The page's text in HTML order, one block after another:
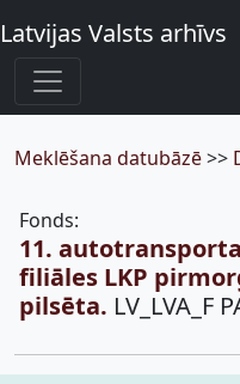
Latvijas Valsts arhīvs
Meklēšana datubāzē>>
Fonds:
11.
filiāles LKP
pilsēta. LV_LVA_F